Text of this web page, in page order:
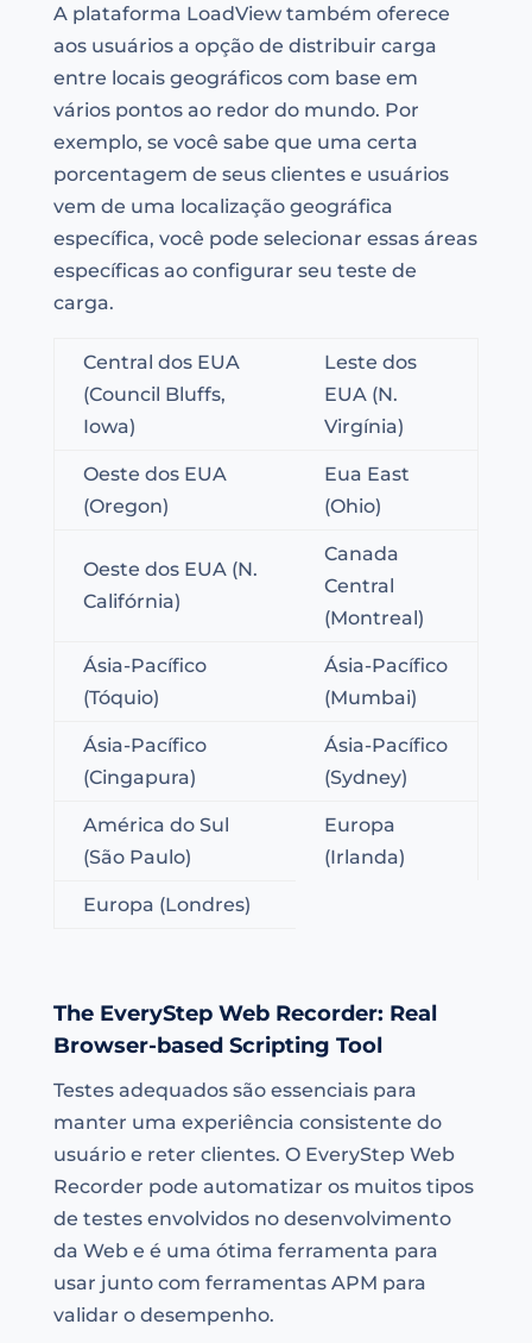
A plataforma LoadView também oferece
aos usuários a opção de distribuir carga
entre locais geográficos com base em
vários pontos ao redor do mundo. Por
exemplo, se você sabe que uma certa
porcentagem de seus clientes e usuários
vem de uma localização geográfica
específica, você pode selecionar essas áreas
específicas ao configurar seu teste de
carga.
Central dos EUA
(Council Bluffs,
Iowa)
Leste dos
EUA (N.
Virgínia)
Oeste dos EUA
(Oregon)
Eua East
(Ohio)
Oeste dos EUA (N.
Califórnia)
Canada
Central
(Montreal)
Ásia-Pacífico
(Tóquio)
Ásia-Pacífico
(Mumbai)
Ásia-Pacífico
(Cingapura)
Ásia-Pacífico
(Sydney)
América do Sul
(São Paulo)
Europa
(Irlanda)
Europa (Londres)
The EveryStep Web Recorder: Real
Browser-based Scripting Tool
Testes adequados são essenciais para
manter uma experiência consistente do
usuário e reter clientes. O EveryStep Web
Recorder pode automatizar os muitos tipos
de testes envolvidos no desenvolvimento
da Web e é uma ótima ferramenta para
usar junto com ferramentas APM para
validar o desempenho.